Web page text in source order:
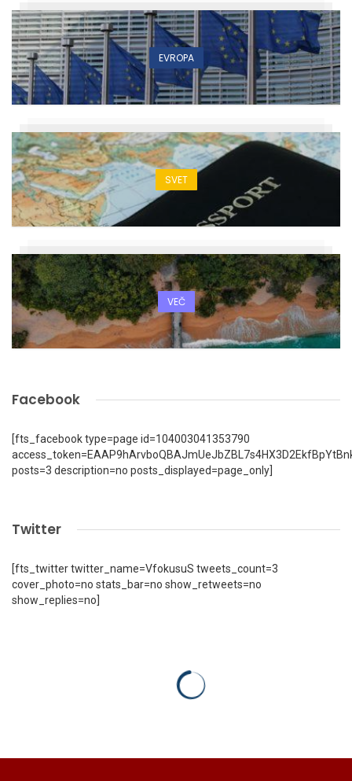
EVROPA
SVET
VEČ
Facebook
[fts_facebook type=page id=104003041353790
posts=3 description=no posts_displayed=page_only]
Twitter
[fts_twitter twitter_name=VfokusuS tweets_count=3
cover_photo=no stats_bar=no show_retweets=no
show_replies=no]